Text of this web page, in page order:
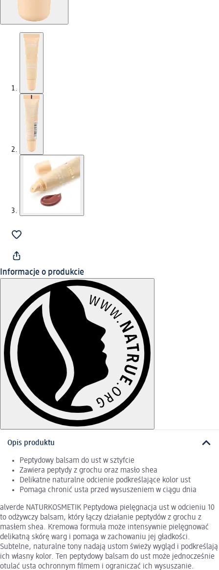
Informacje o produkcie
Opis produktu
Peptydowy balsam do ust w sztyfcie
Zawiera peptydy z grochu oraz masło shea
Delikatne naturalne odcienie podkreślające kolor ust
Pomaga chronić usta przed wysuszeniem w ciągu dnia
alverde NATURKOSMETIK Peptydowa pielęgnacja ust w odcieniu 10
to odżywczy balsam, który łączy działanie peptydów z grochu z
masłem shea. Kremowa formuła może intensywnie pielęgnować
delikatną skórę warg i pomaga w zachowaniu jej gładkości.
Subtelne, naturalne tony nadają ustom świeży wygląd i podkreślają
ich własny kolor. Ten peptydowy balsam do ust może jednocześnie
otulać usta ochronnym filmem i ograniczać ich wysuszanie.